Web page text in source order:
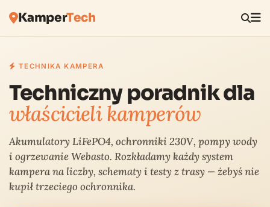
KamperTech
TECHNIKA KAMPERA
Techniczny poradnik dla
właścicieli kamperów
Akumulatory LiFePO4, ochronniki 230V, pompy wody
i ogrzewanie Webasto. Rozkładamy każdy system
kampera na liczby, schematy i testy z trasy — żebyś nie
kupił trzeciego ochronnika.